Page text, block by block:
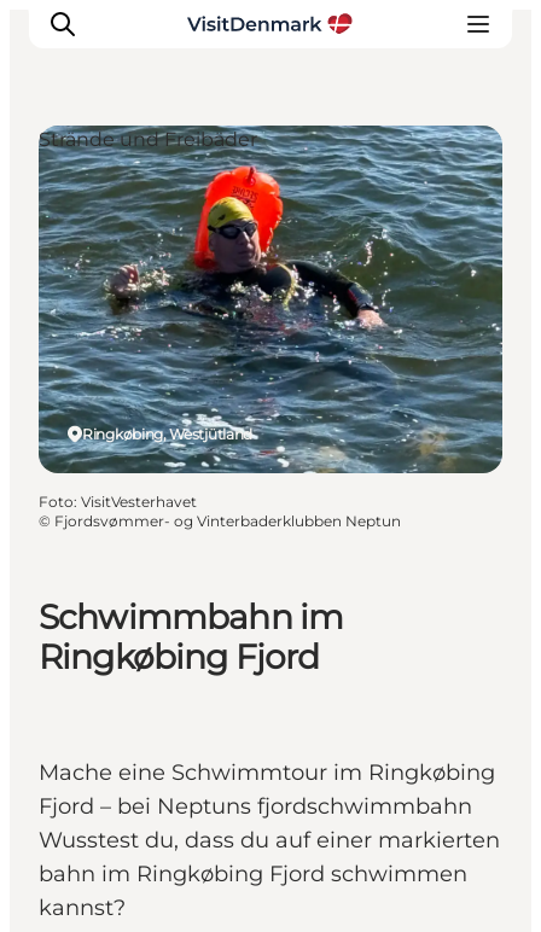
Inspiration
Regionen
Erlebnisse
Unterkünfte
Reiseplanung
Schwimmbahn im
Ringkøbing Fjord
Mache eine Schwimmtour im Ringkøbing
Fjord – bei Neptuns fjordschwimmbahn
Wusstest du, dass du auf einer markierten
bahn im Ringkøbing Fjord schwimmen
kannst?
Ringkøbing, Westjütland
Strände und Freibäder
Foto: VisitVesterhavet
© Fjordsvømmer- og Vinterbaderklubben Neptun